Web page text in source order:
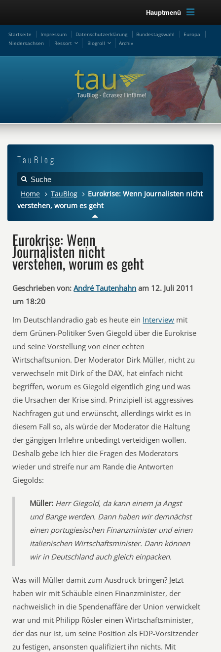
Hauptmenü
Startseite Impressum Datenschutzerklärung Bundestagswahl
Europa
Niedersachsen
Ressort Blogroll Archiv
TauBlog
Home TauBlog
Eurokrise: Wenn Journalisten nicht
verstehen, worum es geht
Eurokrise: Wenn
Journalisten nicht
verstehen, worum es geht
Geschrieben von: André Tautenhahn am 12. Juli 2011
um 18:20
Im Deutschlandradio gab es heute ein Interview mit
dem Grünen-Politiker Sven Giegold über die Eurokrise
und seine Vorstellung von einer echten
Wirtschaftsunion. Der Moderator Dirk Müller, nicht zu
verwechseln mit Dirk of the DAX, hat einfach nicht
begriffen, worum es Giegold eigentlich ging und was
die Ursachen der Krise sind. Prinzipiell ist aggressives
Nachfragen gut und erwünscht, allerdings wirkt es in
diesem Fall so, als würde der Moderator die Haltung
der gängigen Irrlehre unbedingt verteidigen wollen.
Deshalb gebe ich hier die Fragen des Moderators
wieder und streife nur am Rande die Antworten
Giegolds:
Müller: Herr Giegold, da kann einem ja Angst
und Bange werden. Dann haben wir demnächst
einen portugiesischen Finanzminister und einen
italienischen Wirtschaftsminister. Dann können
wir in Deutschland auch gleich einpacken.
Was will Müller damit zum Ausdruck bringen? Jetzt
haben wir mit Schäuble einen Finanzminister, der
nachweislich in die Spendenaffäre der Union verwickelt
war und mit Philipp Rösler einen Wirtschaftsminister,
der das nur ist, um seine Position als FDP-Vorsitzender
zu festigen, ansonsten qualifiziert ihn nichts. Mit